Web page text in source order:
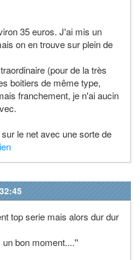
35 euros. J'ai mis un
on en trouve sur plein de
(pour de la très
boitiers de même type,
franchement, je n'ai aucin
le net avec une sorte de
top serie mais alors dur dur
bon moment....''